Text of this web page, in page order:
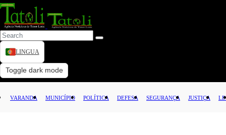
VARANDA
LINGUA
Toggle dark mode
VARANDA MUNICÍPIO POLÍTICA DEFESA SEGURANÇA JUSTIÇA